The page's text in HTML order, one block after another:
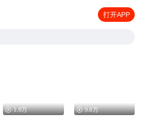
打开APP
1.9万 9.8万